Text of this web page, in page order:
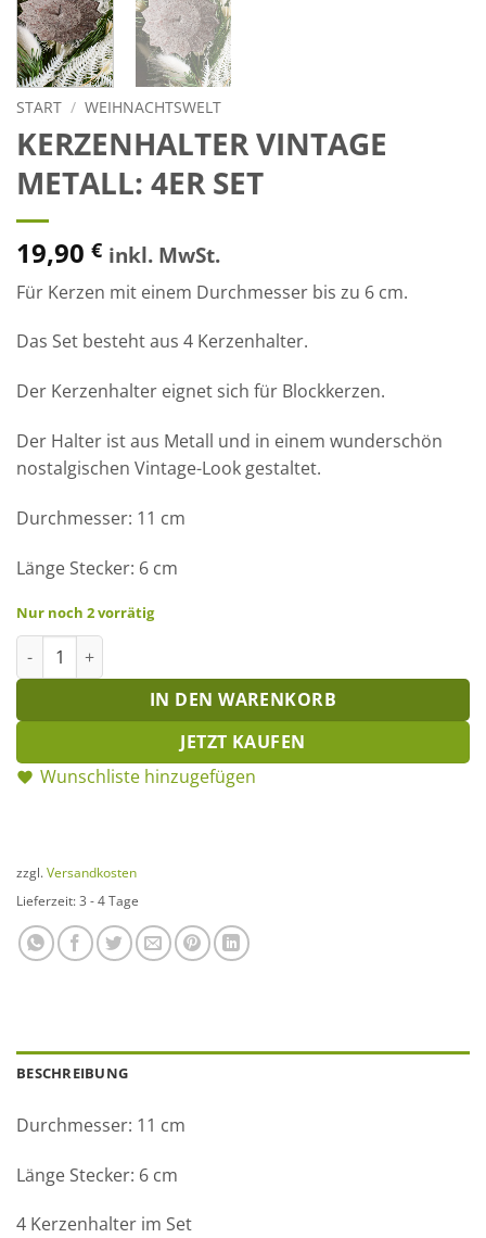
START / WEIHNACHTSWELT
KERZENHALTER VINTAGE
METALL: 4ER SET
19,90 € inkl. MwSt.
Für Kerzen mit einem Durchmesser bis zu 6 cm.
Das Set besteht aus 4 Kerzenhalter.
Der Kerzenhalter eignet sich für Blockkerzen.
Der Halter ist aus Metall und in einem wunderschön
nostalgischen Vintage-Look gestaltet.
Durchmesser: 11 cm
Länge Stecker: 6 cm
Nur noch 2 vorrätig
Kerzenhalter Vintage Metall: 4er Set Menge
IN DEN WARENKORB
JETZT KAUFEN
Wunschliste hinzugefügen
zzgl. Versandkosten
Lieferzeit: 3 - 4 Tage
BESCHREIBUNG
Durchmesser: 11 cm
Länge Stecker: 6 cm
4 Kerzenhalter im Set